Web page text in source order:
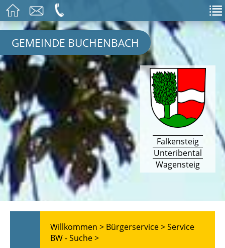
GEMEINDE BUCHENBACH
Falkensteig
Unteribental
Wagensteig
Willkommen > Bürgerservice >Service
BW - Suche >